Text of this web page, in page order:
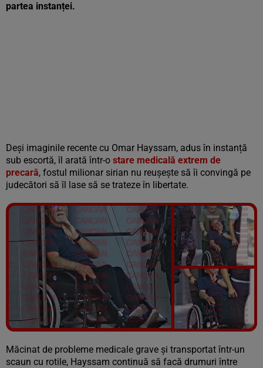
partea instanței.
Deși imaginile recente cu Omar Hayssam, adus în instanță
sub escortă, îl arată într-o stare medicală extrem de
precară, fostul milionar sirian nu reușește să îi convingă pe
judecători să îl lase să se trateze în libertate.
Vezi galeria foto
4 poze
Măcinat de probleme medicale grave și transportat într-un
scaun cu rotile, Hayssam continuă să facă drumuri între